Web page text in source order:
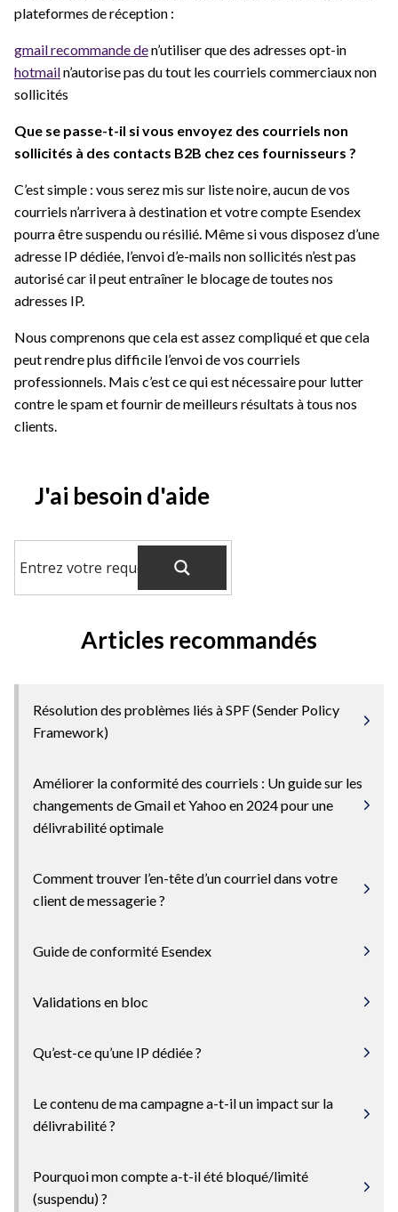
plateformes de réception :
gmail recommande den’utiliser que des adresses opt-in
hotmailn’autorise pas du tout les courriels commerciaux non
sollicités
Que se passe-t-il si vous envoyez des courriels non
sollicités à des contacts B2B chez ces fournisseurs ?
C’est simple : vous serez mis sur liste noire, aucun de vos
courriels n’arrivera à destination et votre compte Esendex
pourra être suspendu ou résilié. Même si vous disposez d’une
adresse IP dédiée, l’envoi d’e-mails non sollicités n’est pas
autorisé car il peut entraîner le blocage de toutes nos
adresses IP.
Nous comprenons que cela est assez compliqué et que cela
peut rendre plus difficile l’envoi de vos courriels
professionnels. Mais c’est ce qui est nécessaire pour lutter
contre le spam et fournir de meilleurs résultats à tous nos
clients.
J'ai besoin d'aide
Articles recommandés
Résolution des problèmes liés à SPF (Sender Policy
Framework)
Améliorer la conformité des courriels : Un guide sur les
changements de Gmail et Yahoo en 2024 pour une
délivrabilité optimale
Comment trouver l’en-tête d’un courriel dans votre
client de messagerie ?
Guide de conformité Esendex
Validations en bloc
Qu’est-ce qu’une IP dédiée ?
Le contenu de ma campagne a-t-il un impact sur la
délivrabilité ?
Pourquoi mon compte a-t-il été bloqué/limité
(suspendu) ?